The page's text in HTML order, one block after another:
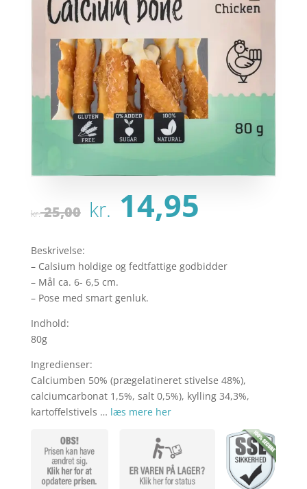
kr.25,00 Den
oprindelige
var:
kr. 25,00.
kr. 14,95
er:
kr.
Beskrivelse:
– Calsium holdige og fedtfattige godbidder
– Mål ca. 6- 6,5 cm.
– Pose med smart genluk.
Indhold:
80g
Ingredienser:
Calciumben 50% (prægelatineret stivelse 48%),
calciumcarbonat 1,5%, salt 0,5%), kylling 34,3%,
kartoffelstivels … læs mere her